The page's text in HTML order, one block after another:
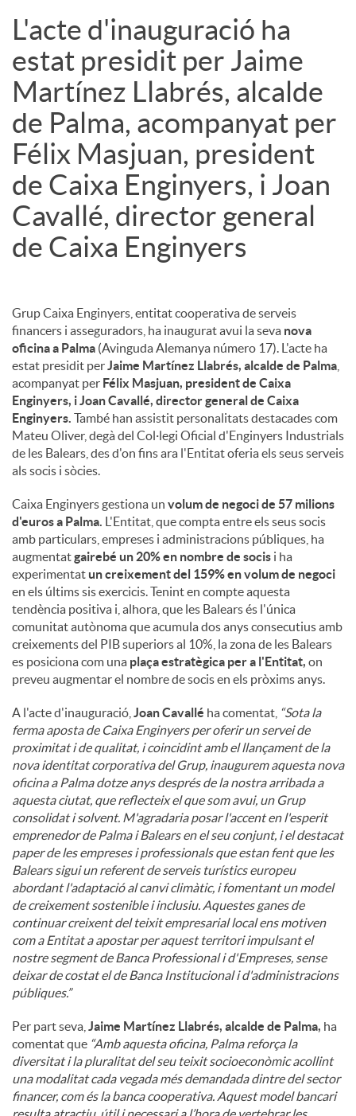
L'acte d'inauguració ha
estat presidit per Jaime
Martínez Llabrés, alcalde
de Palma, acompanyat per
Félix Masjuan, president
de Caixa Enginyers, i Joan
Cavallé, director general
de Caixa Enginyers
Grup Caixa Enginyers, entitat cooperativa de serveis
financers i asseguradors, ha inaugurat avui la seva nova
oficina a Palma (Avinguda Alemanya número 17). L'acte ha
estat presidit perJaime Martínez Llabrés, alcalde de Palma
acompanyat per Félix Masjuan, president de Caixa
Enginyers, i Joan Cavallé, director general de Caixa
Enginyers. També han assistit personalitats destacades com
Mateu Oliver, degà del Col·legi Oficial d'Enginyers Industrials
de les Balears, des d'on fins ara l'Entitat oferia els seus serveis
als socis i sòcies.
Caixa Enginyers gestiona un volum de negoci de 57 milions
d'euros a Palma. L'Entitat, que compta entre els seus socis
amb particulars, empreses i administracions públiques, ha
augmentatgairebé un 20% en nombre de socis i ha
experimentat un creixement del 159% en volum de negoci
en els últims sis exercicis. Tenint en compte aquesta
tendència positiva i, alhora, que les Balears és l'única
comunitat autònoma que acumula dos anys consecutius amb
creixements del PIB superiors al 10%, la zona de les Balears
es posiciona com una plaça estratègica per a l'Entitat, on
preveu augmentar el nombre de socis en els pròxims anys.
A l'acte d'inauguració, Joan Cavallé ha comentat, “Sota la
ferma aposta de Caixa Enginyers per oferir un servei de
proximitat i de qualitat, i coincidint amb el llançament de la
nova identitat corporativa del Grup, inaugurem aquesta nova
oficina a Palma dotze anys després de la nostra arribada a
aquesta ciutat, que reflecteix el que som avui, un Grup
consolidat i solvent. M'agradaria posar l'accent en l'esperit
emprenedor de Palma i Balears en el seu conjunt, i el destacat
paper de les empreses i professionals que estan fent que les
Balears sigui un referent de serveis turístics europeu
abordant l'adaptació al canvi climàtic, i fomentant un model
de creixement sostenible i inclusiu. Aquestes ganes de
continuar creixent del teixit empresarial local ens motiven
com a Entitat a apostar per aquest territori impulsant el
nostre segment de Banca Professional i d'Empreses, sense
deixar de costat el de Banca Institucional i d'administracions
públiques.”
Per part seva, Jaime Martínez Llabrés, alcalde de Palma, ha
comentat que “Amb aquesta oficina, Palma reforça la
diversitat i la pluralitat del seu teixit socioeconòmic acollint
una modalitat cada vegada més demandada dintre del sector
financer, com és la banca cooperativa. Aquest model bancari